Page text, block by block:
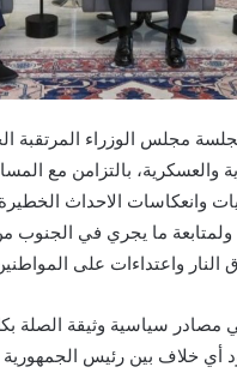
مجلس الوزراء المرتقبة
والعسكرية، بالتزامن مع
وانعكاسات الاحداث
ولمتابعة ما يجري في الجنوب
النار واعتداءات على
مصادر سياسية وثيقة الصلة
أي خلاف بين رئيس